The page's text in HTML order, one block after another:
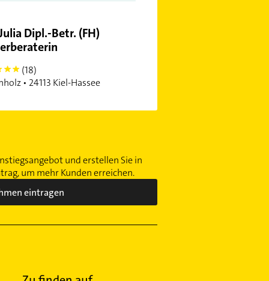
Dipl.-Betr. (FH)
(18)
• 24113 Kiel-Hassee
und erstellen Sie in
um mehr Kunden erreichen.
eintragen